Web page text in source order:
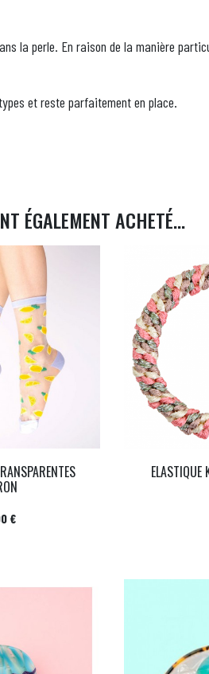
la perle. En raison de la manière
et reste parfaitement en place.
ÉGALEMENT ACHETÉ...
€
ELASTIQUE